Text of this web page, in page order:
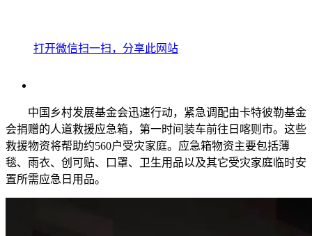
打开微信扫一扫，分享此网站
中国乡村发展基金会迅速行动，紧急调配由卡特彼勒基金
会捐赠的人道救援应急箱，第一时间装车前往日喀则市。这些
救援物资将帮助约560户受灾家庭。应急箱物资主要包括薄
毯、雨衣、创可贴、口罩、卫生用品以及其它受灾家庭临时安
置所需应急日用品。